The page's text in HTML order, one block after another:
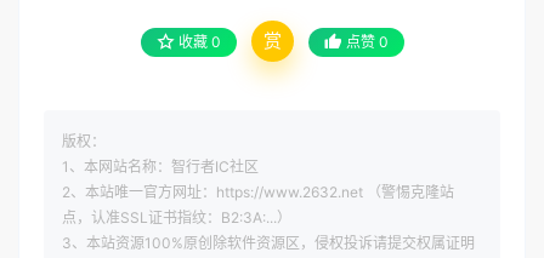
收藏 0 赏 点赞 0
版权：
1、本网站名称：智行者IC社区
2、本站唯一官方网址：https://www.2632.net （警惕克隆站
点，认准SSL证书指纹：B2:3A:...）
3、本站资源100%原创除软件资源区，侵权投诉请提交权属证明